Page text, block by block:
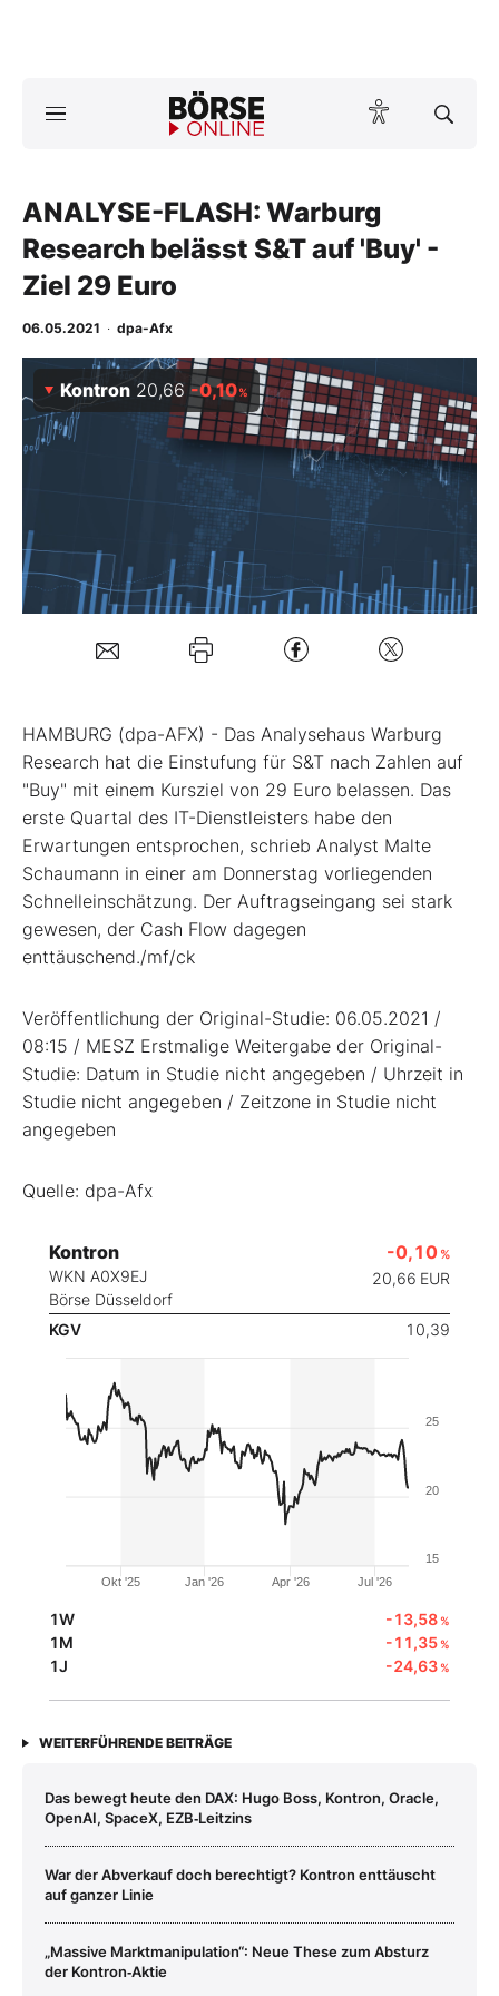
ktuelle Ausgabe BÖRSE ONLINE lesen
News
Anlageprodukte
Finanz-Check
Abo & Shop
BO-Musterdepots
Mein Konto
Kontakt
ANALYSE-FLASH: Warburg
Research belässt S&T auf 'Buy' -
Ziel 29 Euro
06.05.2021 · dpa-Afx
Kontron 20,66 -0,10%
HAMBURG (dpa-AFX) - Das Analysehaus Warburg
Research hat die Einstufung für S&T nach Zahlen auf
"Buy" mit einem Kursziel von 29 Euro belassen. Das
erste Quartal des IT-Dienstleisters habe den
Erwartungen entsprochen, schrieb Analyst Malte
Schaumann in einer am Donnerstag vorliegenden
Schnelleinschätzung. Der Auftragseingang sei stark
gewesen, der Cash Flow dagegen
enttäuschend./mf/ck
Veröffentlichung der Original-Studie: 06.05.2021 /
08:15 / MESZ Erstmalige Weitergabe der Original-
Studie: Datum in Studie nicht angegeben / Uhrzeit in
Studie nicht angegeben / Zeitzone in Studie nicht
angegeben
Quelle: dpa-Afx
Kontron
WKN A0X9EJ
Börse Düsseldorf
-0,10 %
20,66 EUR
KGV 10,39
Okt '25 Jan '26 Apr '26 Jul '26
15
20
25
1W -13,58%
1M -11,35%
1J -24,63%
WEITERFÜHRENDE BEITRÄGE
Das bewegt heute den DAX: Hugo Boss, Kontron, Oracle,
OpenAI, SpaceX, EZB‑Leitzins
War der Abverkauf doch berechtigt? Kontron enttäuscht
auf ganzer Linie
„Massive Marktmanipulation“: Neue These zum Absturz
der Kontron‑Aktie